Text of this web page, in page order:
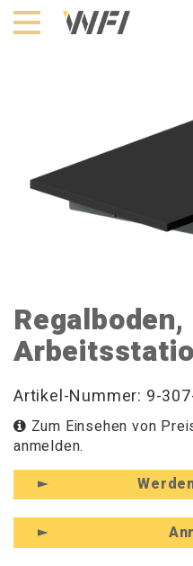
Hoppa
till
Artikel-Nummer: 9-
Zum Einsehen von
anmelden.